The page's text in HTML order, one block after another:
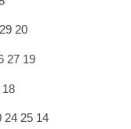
20
27 19
24 25 14